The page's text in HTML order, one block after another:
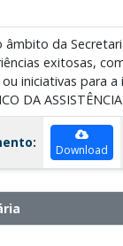
da
exitosas,
iniciativas para
DA ASSISTÊNCIA
Download